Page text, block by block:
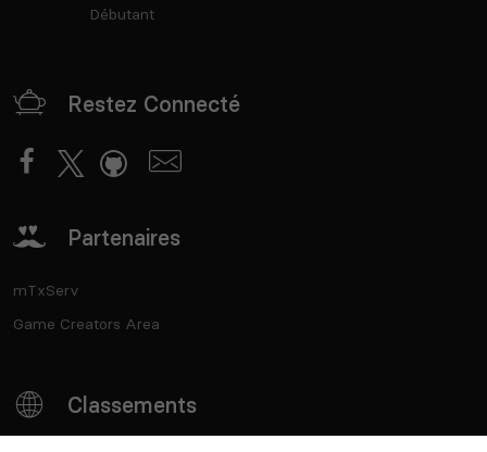
Débutant
Restez Connecté
Partenaires
mTxServ
Game Creators Area
Classements